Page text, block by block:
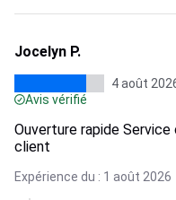
Jocelyn P.
4 août
Avis vérifié
Ouverture rapide
client
Expérience du : 1 août 2026